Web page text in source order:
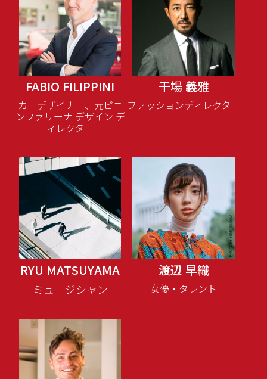
FABIO FILIPPINI
カーデザイナー、元ピニ
ンファリーナ デザイン デ
ィレクター
干場 義雅
ファッションディレクター
RYU MATSUYAMA
ミュージシャン
渡辺 早織
女優・タレント